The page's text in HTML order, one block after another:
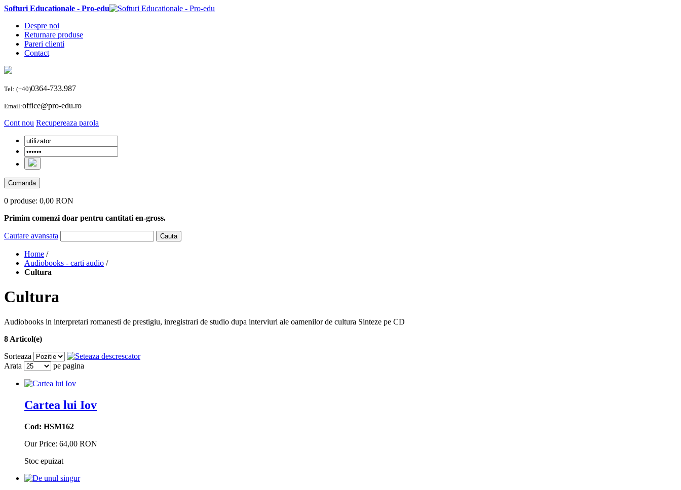
Softuri Educationale - Pro-edu
Despre noi
Returnare produse
Pareri clienti
Contact
Tel: (+40)0364-733.987
Email:office@pro-edu.ro
Cont nou Recupereaza parola
Comanda
0 produse: 0,00 RON
Primim comenzi doar pentru cantitati en-gross.
Cautare avansata Cauta
Home /
Audiobooks - carti audio /
Cultura
Cultura
Audiobooks in interpretari romanesti de prestigiu, inregistrari de studio dupa interviuri ale oamenilor de cultura Sinteze pe CD
8 Articol(e)
Sorteaza
Arata
pe pagina
Cartea lui Iov
Cod: HSM162
Our Price: 64,00 RON
Stoc epuizat